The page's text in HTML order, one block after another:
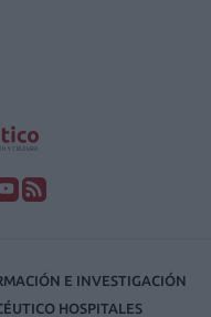
E INVESTIGACIÓN
HOSPITALES